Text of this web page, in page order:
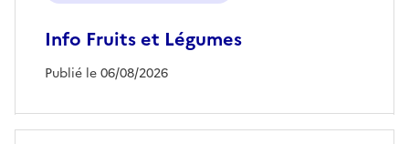
Info Fruits et Légumes
Publié le 06/08/2026